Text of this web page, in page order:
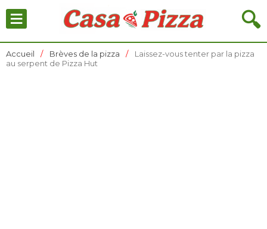
🔍
≡
Accueil Brèves de la pizza
Laissez-vous tenter par la pizza
au serpent de Pizza Hut